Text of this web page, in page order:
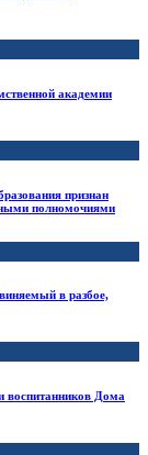
академии
признан
полномочиями
в разбое,
воспитанников Дома